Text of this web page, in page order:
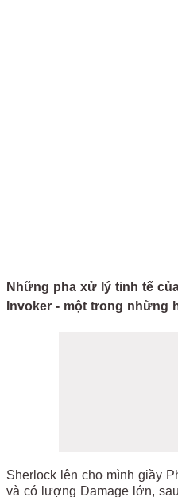
Những pha xử lý tinh tế
Invoker - một trong những
Sherlock lên cho mình giầy
và có lượng Damage lớn,